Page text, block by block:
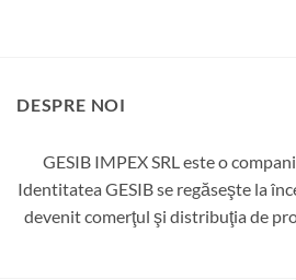
DESPRE NOI
GESIB IMPEX SRL este o
Identitatea GESIB se regăseşte la
devenit comerţul şi distribuţia de